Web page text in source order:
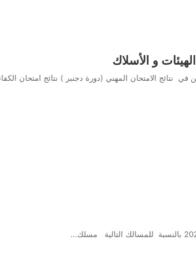
و الأسلاك
في نتائج الامتحان المهني (دورة دجنبر ) نتائج امتحان